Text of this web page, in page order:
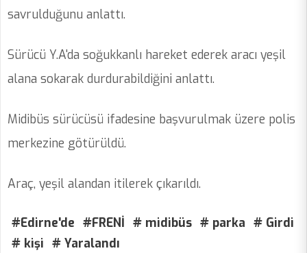
savrulduğunu anlattı.
Sürücü Y.A'da soğukkanlı hareket ederek aracı yeşil
alana sokarak durdurabildiğini anlattı.
Midibüs sürücüsü ifadesine başvurulmak üzere polis
merkezine götürüldü.
Araç, yeşil alandan itilerek çıkarıldı.
#Edirne'de #FRENİ # midibüs # parka # Girdi
# kişi # Yaralandı